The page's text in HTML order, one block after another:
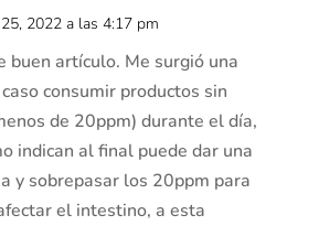
2022 a las 4:17 pm
buen artículo. Me surgió una
consumir productos sin
de 20ppm) durante el día,
indican al final puede dar una
y sobrepasar los 20ppm para
el intestino, a esta